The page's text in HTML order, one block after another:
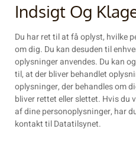
Indsigt Og
Du har ret til at få oplyst, hvilke
om dig. Du kan desuden til
oplysninger anvendes. Du kan
til, at der bliver behandlet
oplysninger, der behandles om
bliver rettet eller slettet. Hvis du
af dine personoplysninger, har
kontakt til Datatilsynet.